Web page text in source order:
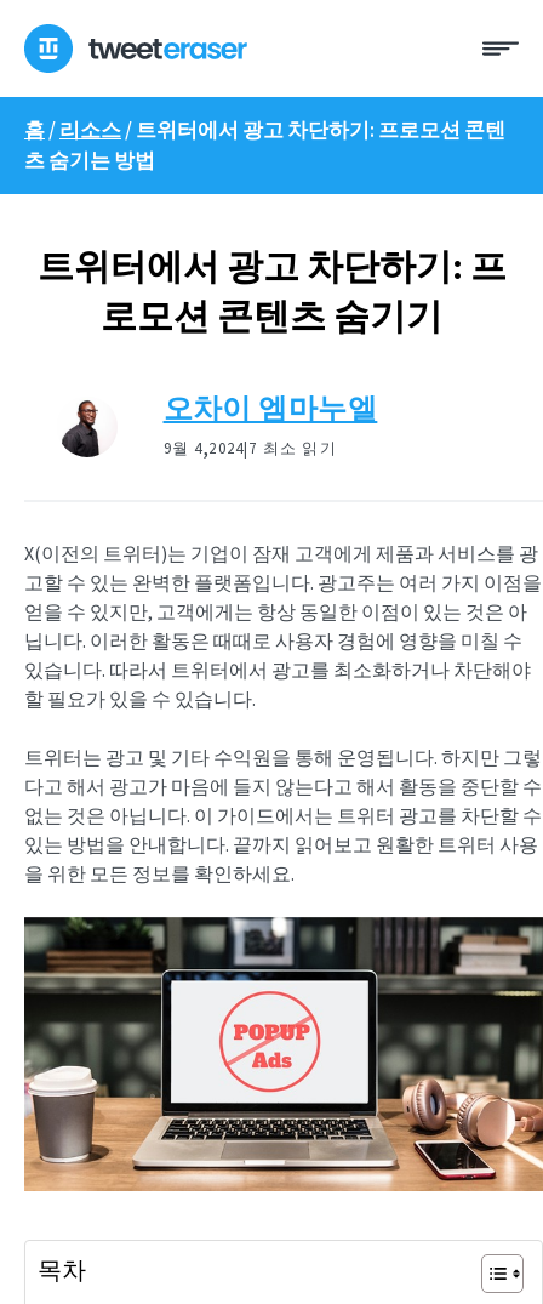
로
뛰
메
홈/리소스/트위터에서 광고 차단하기: 프로모션 콘텐
츠 숨기는 방법
트위터에서 광고 차단하기: 프
로모션 콘텐츠 숨기기
오차이 엠마누엘
9월 4,2024|7 최소 읽기
X(이전의 트위터)는 기업이 잠재 고객에게 제품과 서비스를 광
고할 수 있는 완벽한 플랫폼입니다. 광고주는 여러 가지 이점을
얻을 수 있지만, 고객에게는 항상 동일한 이점이 있는 것은 아
닙니다. 이러한 활동은 때때로 사용자 경험에 영향을 미칠 수
있습니다. 따라서 트위터에서 광고를 최소화하거나 차단해야
할 필요가 있을 수 있습니다.
트위터는 광고 및 기타 수익원을 통해 운영됩니다. 하지만 그렇
다고 해서 광고가 마음에 들지 않는다고 해서 활동을 중단할 수
없는 것은 아닙니다. 이 가이드에서는 트위터 광고를 차단할 수
있는 방법을 안내합니다. 끝까지 읽어보고 원활한 트위터 사용
을 위한 모든 정보를 확인하세요.
목차